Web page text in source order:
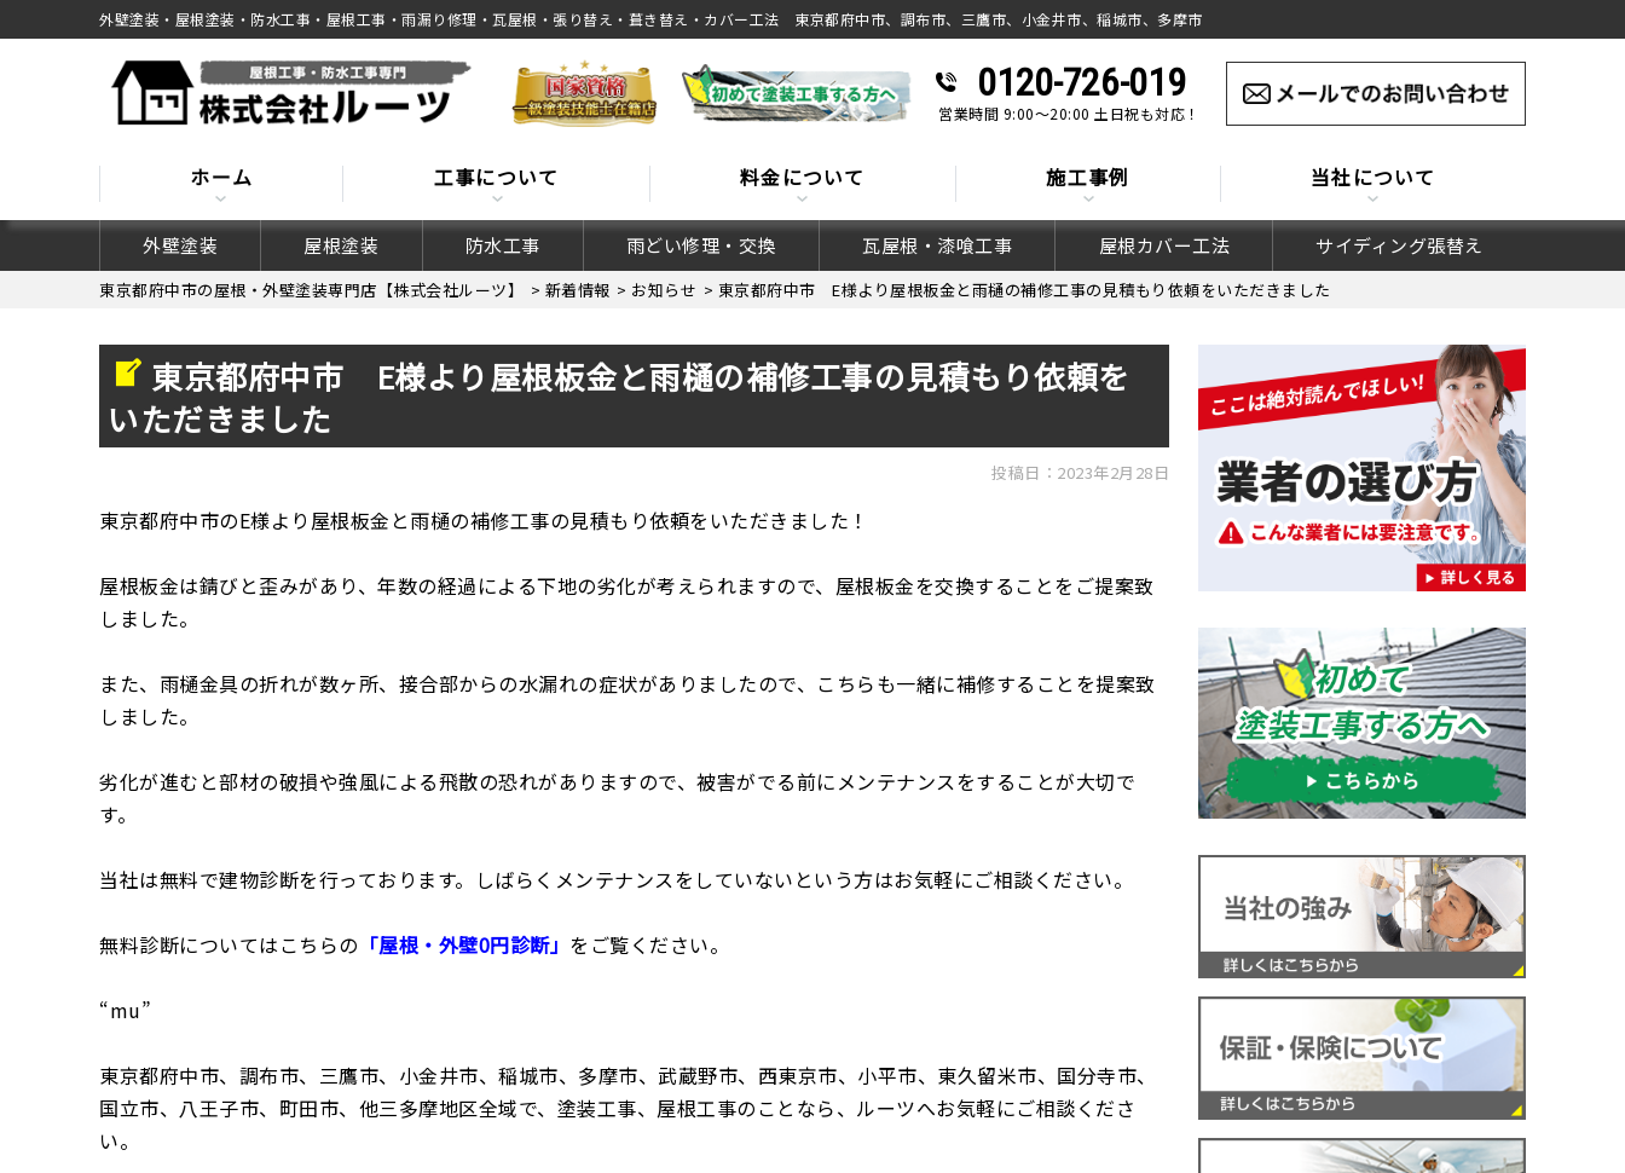
外壁塗装・屋根塗装・防水工事・屋根工事・雨漏り修理・瓦屋根・張り替え・葺き替え・カバー工法 東京都府中市、調布市、三鷹市、小金井市、稲城市、多摩市
0120-726-019
営業時間 9:00～20:00 土日祝も対応！
ホーム 工事について 料金について 施工事例 当社について
外壁塗装 屋根塗装 防水工事 雨どい修理・交換 瓦屋根・漆喰工事 屋根カバー工法 サイディング張替え
東京都府中市の屋根・外壁塗装専門店【株式会社ルーツ】 > 新着情報 > お知らせ > 東京都府中市 E様より屋根板金と雨樋の補修工事の見積もり依頼をいただきました
東京都府中市 E様より屋根板金と雨樋の補修工事の見積もり依頼を
いただきました
投稿日：2023年2月28日
東京都府中市のE様より屋根板金と雨樋の補修工事の見積もり依頼をいただきました！
屋根板金は錆びと歪みがあり、年数の経過による下地の劣化が考えられますので、屋根板金を交換することをご提案致
しました。
また、雨樋金具の折れが数ヶ所、接合部からの水漏れの症状がありましたので、こちらも一緒に補修することを提案致
しました。
劣化が進むと部材の破損や強風による飛散の恐れがありますので、被害がでる前にメンテナンスをすることが大切で
す。
当社は無料で建物診断を行っております。しばらくメンテナンスをしていないという方はお気軽にご相談ください。
無料診断についてはこちらの 「屋根・外壁0円診断」 をご覧ください。
“mu”
東京都府中市、調布市、三鷹市、小金井市、稲城市、多摩市、武蔵野市、西東京市、小平市、東久留米市、国分寺市、
国立市、八王子市、町田市、他三多摩地区全域で、塗装工事、屋根工事のことなら、ルーツへお気軽にご相談くださ
い。